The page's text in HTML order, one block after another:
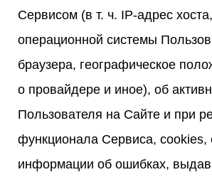
Сервисом (в т. ч. IP-адрес
операционной системы
браузера, географическое
о провайдере и иное), об
Пользователя на Сайте и при
функционала Сервиса, cookies,
информации об ошибках,